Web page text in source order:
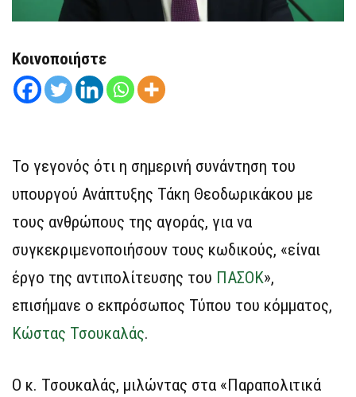
Κοινοποιήστε
Το γεγονός ότι η σημερινή συνάντηση του
υπουργού Ανάπτυξης Τάκη Θεοδωρικάκου με
τους ανθρώπους της αγοράς, για να
συγκεκριμενοποιήσουν τους κωδικούς, «είναι
έργο της αντιπολίτευσης του ΠΑΣΟΚ»,
επισήμανε ο εκπρόσωπος Τύπου του κόμματος,
Κώστας Τσουκαλάς.
Ο κ. Τσουκαλάς, μιλώντας στα «Παραπολιτικά